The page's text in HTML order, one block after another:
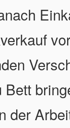
Bett
der